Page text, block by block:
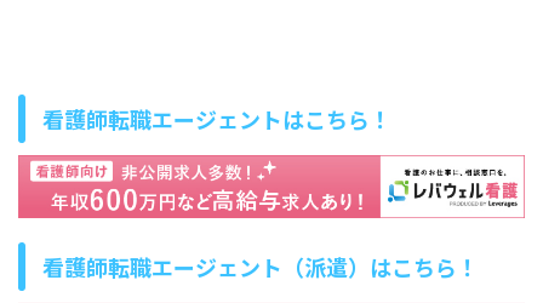
看護師転職エージェントはこちら！